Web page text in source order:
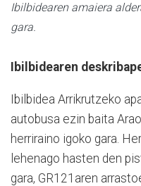
Ibilbidearen amaiera
gara.
Ibilbidearen
Ibilbidea Arrikrutzeko
autobusa ezin baita
herriraino igoko gara.
lehenago hasten den
gara, GR121aren